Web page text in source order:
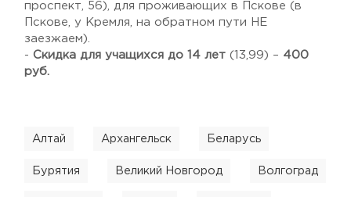
проспект, 56), для проживающих в Пскове (в
Пскове, у Кремля, на обратном пути НЕ
заезжаем).
- Скидка для учащихся до 14 лет (13,99) – 400
руб.
Алтай Архангельск Беларусь
Бурятия Великий Новгород Волгоград